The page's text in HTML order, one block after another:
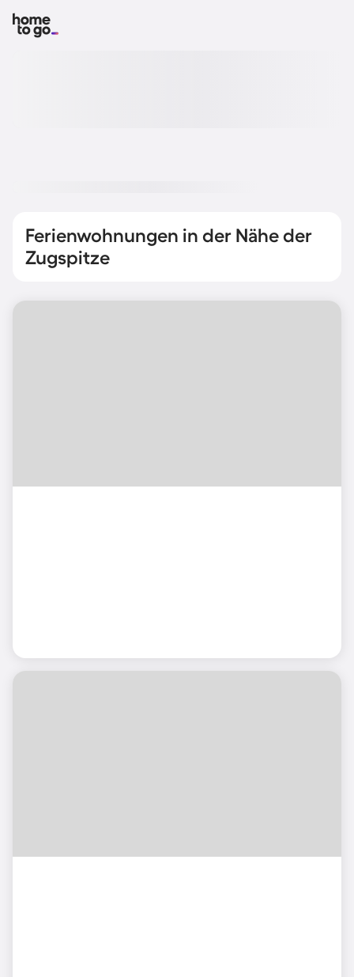
Ferienwohnungen in der Nähe der
Zugspitze